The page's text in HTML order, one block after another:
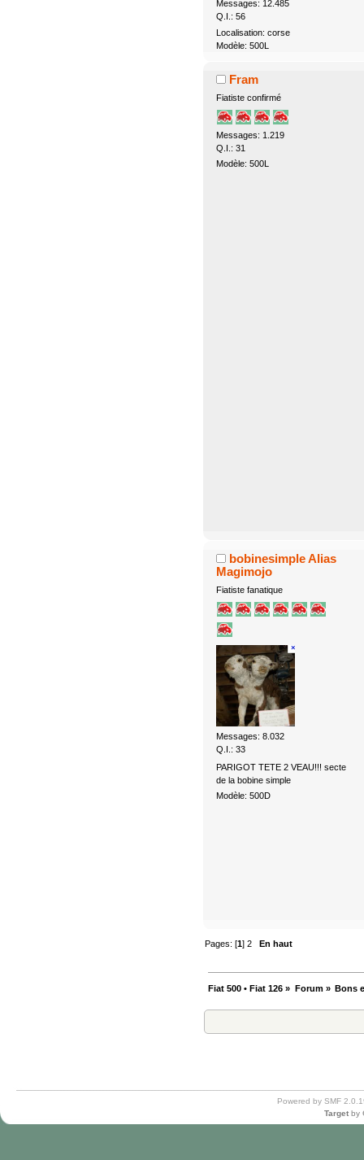
Messages: 12.485
Q.I.: 56
Localisation: corse
Modèle: 500L
Fram
Fiatiste confirmé
Messages: 1.219
Q.I.: 31
Modèle: 500L
bobinesimple Alias
Magimojo
Fiatiste fanatique
Messages: 8.032
Q.I.: 33
PARIGOT TETE 2 VEAU!!! secte
de la bobine simple
Modèle: 500D
Pages: [1]2 En haut
Fiat 500 • Fiat 126 » Forum» Bons
Powered by SMF
Target by